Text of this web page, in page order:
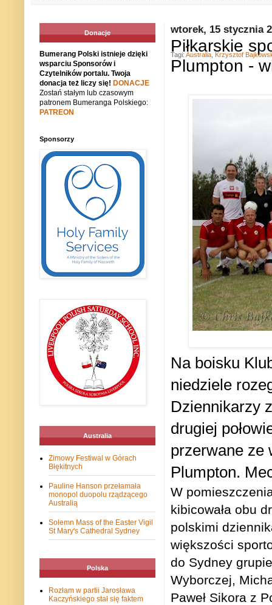
wtorek, 15 stycznia
Piłkarskie
Plumpton -
Na boisku
niedziele
Dziennikarzy
drugiej
przerwane ze
Plumpton.
W
kibicowała obu
polskimi
większości
do Sydney
Wyborczej,
Paweł Sikora z
Tagi: Australia Krzysztof
Donacje
Bumerang Polski istnieje dzięki
wsparciu Sponsorów i
Czytelników portalu. Twoja
donacja też liczy się! DONACJE
Zostań stałym lub czasowym
patronem Bumeranga Polskiego:
PATREON
Sponsorzy
Australia
Zimowy Festiwal w Górach
Błękitnych
Pauline Hanson przełamała
monopol duopolu rządzącego
Australią
Solemn Mass of the Easter Vigil
St Mary's Cathedral Sydney
Polska
Rozłam w partii Jarosława
Kaczyńskiego stał się faktem